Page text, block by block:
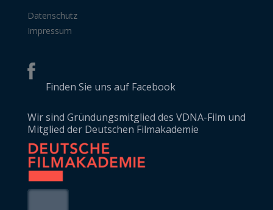
Datenschutz
Impressum
Finden Sie uns auf Facebook
Wir sind Gründungsmitglied des VDNA-Film und
Mitglied der Deutschen Filmakademie